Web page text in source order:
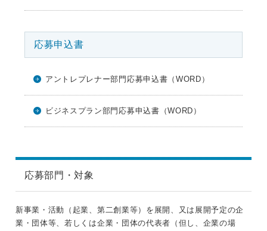
応募申込書
アントレプレナー部門応募申込書（WORD）
ビジネスプラン部門応募申込書（WORD）
応募部門・対象
新事業・活動（起業、第二創業等）を展開、又は展開予定の企
業・団体等、若しくは企業・団体の代表者（但し、企業の場